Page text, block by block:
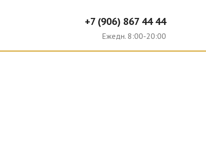
+7 (906) 867 44 44
Ежедн. 8:00-20:00